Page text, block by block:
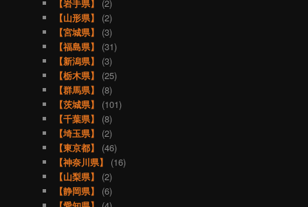
【岩手県】
(2)
【山形県】
(2)
【宮城県】
(3)
【福島県】
(31)
【新潟県】
(3)
【栃木県】
(25)
【群馬県】
(8)
【茨城県】
(101)
【千葉県】
(8)
【埼玉県】
(2)
【東京都】
(46)
【神奈川県】
(16)
【山梨県】
(2)
【静岡県】
(6)